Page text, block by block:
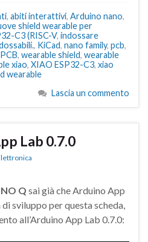
, abiti interattivi, Arduino nano,
shield wearable per
C3 (RISC-V, indossare
, KiCad, nano family, pcb,
, wearable shield, wearable
xiao, XIAO ESP32-C3, xiao
wearable
Lascia un commento
Lab 0.7.0
Q sai già che Arduino App
sviluppo per questa scheda,
all’Arduino App Lab 0.7.0: